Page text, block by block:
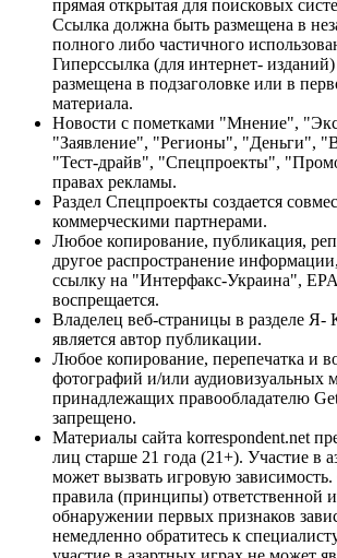
прямая открытая для поисковых
Ссылка должна быть размещена в
полного либо частичного
Гиперссылка (для интернет-
размещена в подзаголовке или в
материала.
Новости с пометками "Мнение",
"Заявление", "Регионы", "Деньги",
"Тест-драйв", "Спецпроекты",
правах рекламы.
Раздел Спецпроекты создается
коммерческими партнерами.
Любое копирование, публикация,
другое распространение
ссылку на "Интерфакс-Украина",
воспрещается.
Владелец веб-страницы в разделе Я-
является автор публикации.
Любое копирование, перепечатка и
фотографий и/или аудиовизуальных
принадлежащих правообладателю
запрещено.
Материалы сайта korrespondent.net
лиц старше 21 года (21+). Участие в
может вызвать игровую
правила (принципы) ответственной
обнаружении первых признаков
немедленно обратитесь к